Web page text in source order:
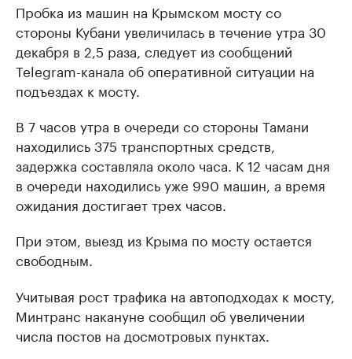
Пробка из машин на Крымском мосту со
стороны Кубани увеличилась в течение утра 30
декабря в 2,5 раза, следует из сообщений
Telegram-канала об оперативной ситуации на
подъездах к мосту.
В 7 часов утра в очереди со стороны Тамани
находились 375 транспортных средств,
задержка составляла около часа. К 12 часам дня
в очереди находились уже 990 машин, а время
ожидания достигает трех часов.
При этом, выезд из Крыма по мосту остается
свободным.
Учитывая рост трафика на автоподходах к мосту,
Минтранс накануне сообщил об увеличении
числа постов на досмотровых пунктах.